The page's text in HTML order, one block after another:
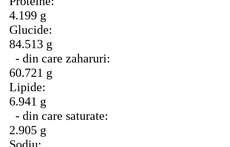
4.199 g
Glucide:
84.513 g
- din care zaharuri:
60.721 g
Lipide:
6.941 g
- din care saturate:
2.905 g
Sodiu: